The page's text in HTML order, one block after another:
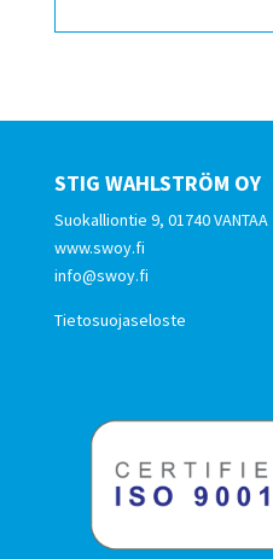
STIG WAHLSTRÖM OY
Suokalliontie 9, 01740 VANTAA
www.swoy.fi
info@swoy.fi
Tietosuojaseloste